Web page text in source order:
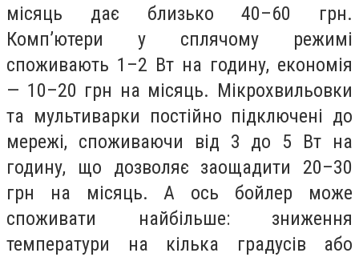
місяць дає близько 40–60 грн.
Комп’ютери у сплячому режимі
споживають 1–2 Вт на годину, економія
— 10–20 грн на місяць. Мікрохвильовки
та мультиварки постійно підключені до
мережі, споживаючи від 3 до 5 Вт на
годину, що дозволяє заощадити 20–30
грн на місяць. А ось бойлер може
споживати найбільше: зниження
температури на кілька градусів або